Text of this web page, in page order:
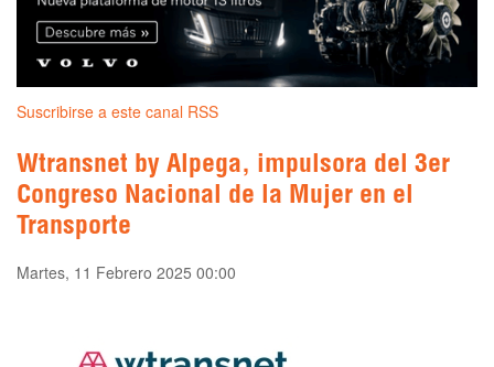
Suscribirse a este canal RSS
Wtransnet by Alpega, impulsora del 3er
Congreso Nacional de la Mujer en el
Transporte
Martes, 11 Febrero 2025 00:00